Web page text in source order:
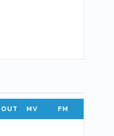
OUT MV FM